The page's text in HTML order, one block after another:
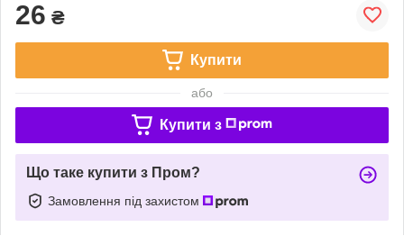
26 ₴
Купити
або
Купити з
Що таке купити з Пром?
Замовлення під захистом